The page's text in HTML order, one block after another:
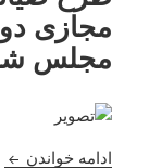
مجازی
مجلس
ادامه خواندن